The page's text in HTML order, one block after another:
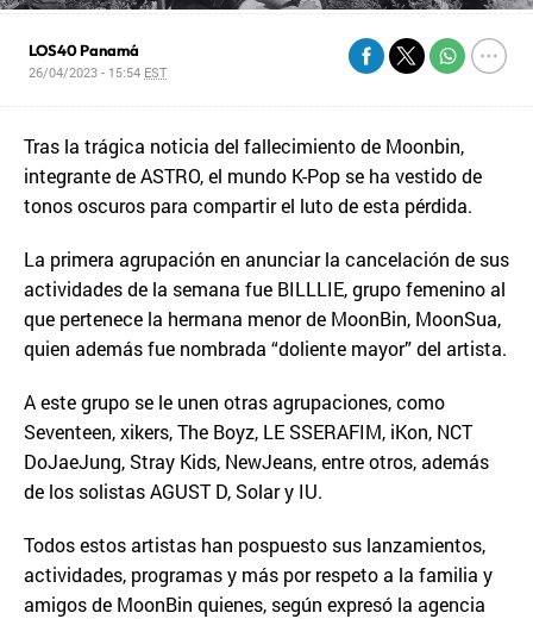
LOS40 Panamá
26/04/2023 - 15:54 EST
Tras la trágica noticia del fallecimiento de Moonbin,
integrante de ASTRO, el mundo K-Pop se ha vestido de
tonos oscuros para compartir el luto de esta pérdida.
La primera agrupación en anunciar la cancelación de sus
actividades de la semana fue BILLLIE, grupo femenino al
que pertenece la hermana menor de MoonBin, MoonSua,
quien además fue nombrada “doliente mayor” del artista.
A este grupo se le unen otras agrupaciones, como
Seventeen, xikers, The Boyz, LE SSERAFIM, iKon, NCT
DoJaeJung, Stray Kids, NewJeans, entre otros, además
de los solistas AGUST D, Solar y IU.
Todos estos artistas han pospuesto sus lanzamientos,
actividades, programas y más por respeto a la familia y
amigos de MoonBin quienes, según expresó la agencia